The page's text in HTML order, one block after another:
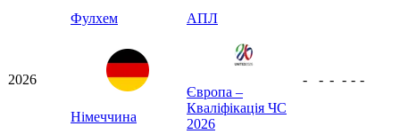
Фулхем АПЛ
2026
Німеччина
Європа –
Кваліфікація ЧС
2026
- - - - - -